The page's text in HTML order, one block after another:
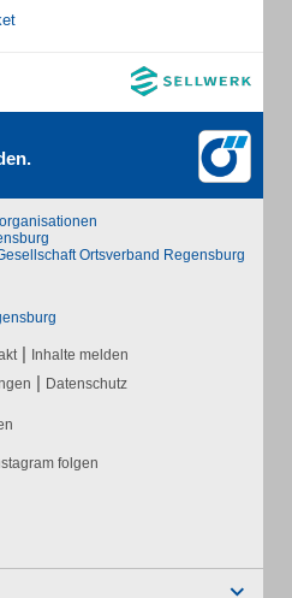
Ortsverband Regensburg
| Inhalte melden
| Datenschutz
folgen